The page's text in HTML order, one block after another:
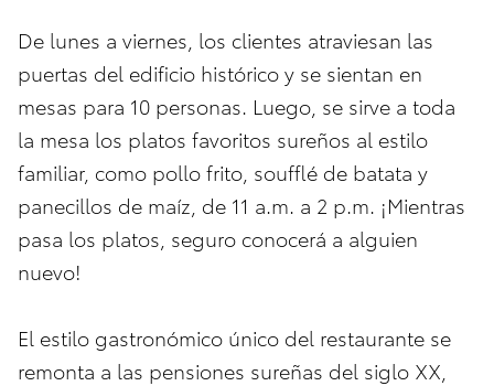
De lunes a viernes, los clientes atraviesan las
puertas del edificio histórico y se sientan en
mesas para 10 personas. Luego, se sirve a toda
la mesa los platos favoritos sureños al estilo
familiar, como pollo frito, soufflé de batata y
panecillos de maíz, de 11 a.m. a 2 p.m. ¡Mientras
pasa los platos, seguro conocerá a alguien
nuevo!
El estilo gastronómico único del restaurante se
remonta a las pensiones sureñas del siglo XX,